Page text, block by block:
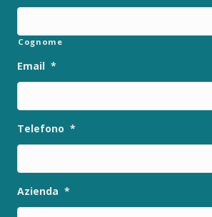
Cognome
Email *
Telefono *
Azienda *